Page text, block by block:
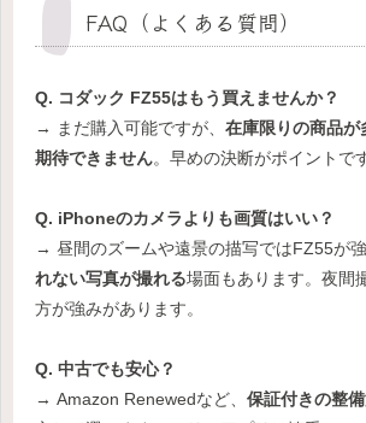
FAQ（よくある質問）
Q. コダック FZ55はもう買えませんか？
→ まだ購入可能ですが、 在庫限りの商品が
期待できません。早めの決断がポイントで
Q. iPhoneのカメラよりも画質はいい？
→ 昼間のズームや遠景の描写ではFZ55が強
れない写真が撮れる場面もあります。夜間
方が強みがあります。
Q. 中古でも安心？
→ Amazon Renewedなど、 保証付きの整